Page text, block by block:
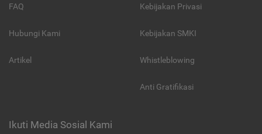
FAQ
Hubungi Kami
Artikel
Kebijakan Privasi
Kebijakan SMKI
Whistleblowing
Anti Gratifikasi
Ikuti Media Sosial Kami